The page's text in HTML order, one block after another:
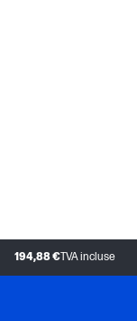
194,88 €TVA incluse